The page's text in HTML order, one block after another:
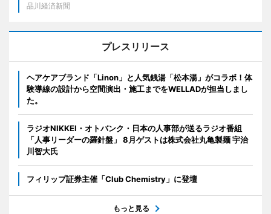
品川経済新聞
プレスリリース
ヘアケアブランド「Linon」と人気銭湯「松本湯」がコラボ！体
験導線の設計から空間演出・施工までをWELLADが担当しまし
た。
ラジオNIKKEI・オトバンク・日本の人事部が送るラジオ番組
「人事リーダーの羅針盤」 8月ゲストは株式会社丸亀製麺 宇治
川智大氏
フィリップ証券主催「Club Chemistry」に登壇
もっと見る